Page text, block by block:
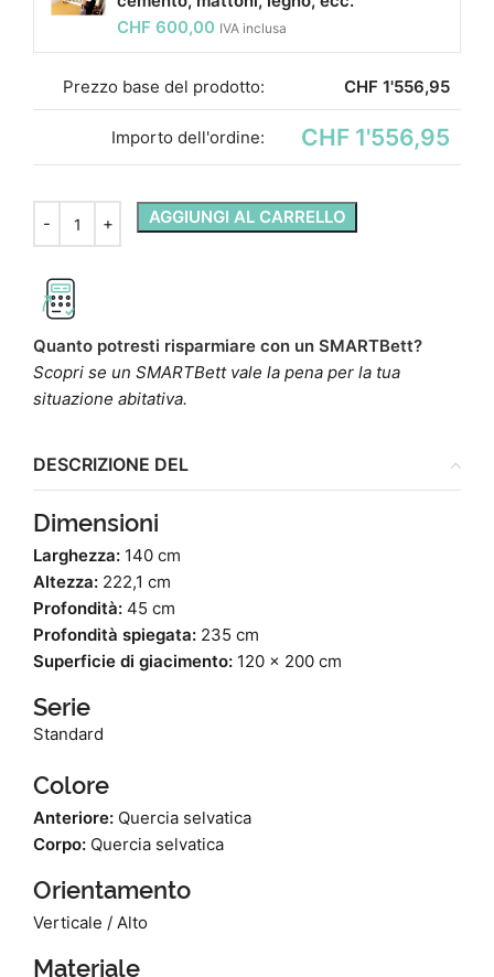
CHF 600,00 IVA inclusa
Prezzo base del prodotto: CHF 1'556,95
Importo dell'ordine: CHF 1'556,95
AGGIUNGI AL CARRELLO
Quanto potresti risparmiare con un SMARTBett?
Scopri se un SMARTBett vale la pena per la tua
situazione abitativa.
DESCRIZIONE DEL
Dimensioni
Larghezza: 140 cm
Altezza: 222,1 cm
Profondità: 45 cm
Profondità spiegata: 235 cm
Superficie di giacimento: 120 x 200 cm
Serie
Standard
Colore
Anteriore: Quercia selvatica
Corpo: Quercia selvatica
Orientamento
Verticale / Alto
Materiale